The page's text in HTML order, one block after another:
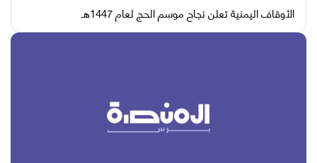
الأوقاف اليمنية تعلن نجاح موسم الحج لعام 1447هـ